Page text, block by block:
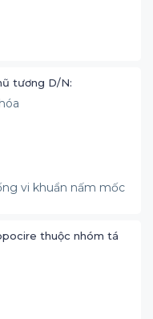
tương D/N:
vi khuẩn nấm mốc
thuộc nhóm tá